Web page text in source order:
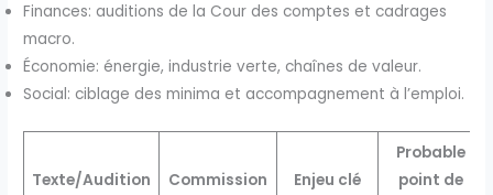
Finances: auditions de la Cour des comptes et cadrages
macro.
Économie: énergie, industrie verte, chaînes de valeur.
Social: ciblage des minima et accompagnement à l’emploi.
Texte/Audition Commission Enjeu clé
Probable
point de